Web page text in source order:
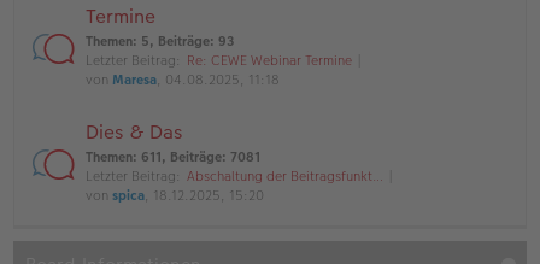
Termine
Themen: 5, Beiträge: 93
Letzter Beitrag: Re: CEWE Webinar Termine
von Maresa, 04.08.2025, 11:18
Dies & Das
Themen: 611, Beiträge: 7081
Letzter Beitrag: Abschaltung der Beitragsfunkt…
von spica, 18.12.2025, 15:20